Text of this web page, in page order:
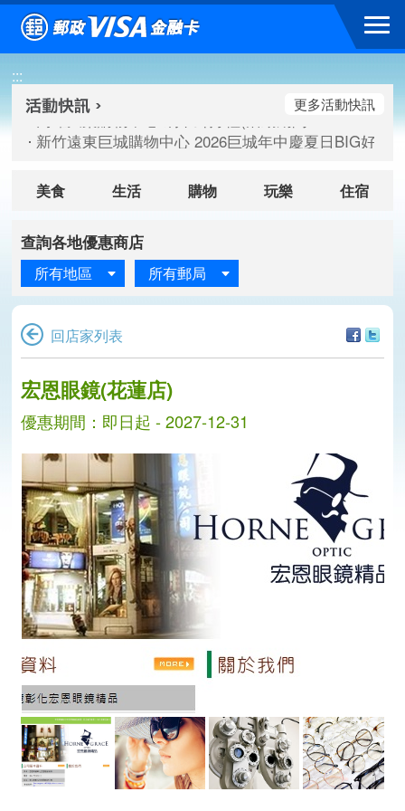
跳到主要內容區塊
:::
高雄大樂購物中心 刷卡郵好禮(活動期間：115/08/07-
臺北三創生活 有點東西第2波 刷卡郵好禮(活動期間：
高雄大樂購物中心 刷卡郵好禮(活動期間：115/08/07-
新竹遠東巨城購物中心 2026巨城年中慶夏日BIG好刷(
更多活動快訊
美食 生活 購物 玩樂 住宿
查詢各地優惠商店
所有地區 所有郵局
回店家列表
分分
宏恩眼鏡(花蓮店)
優惠期間：即日起 - 2027-12-31